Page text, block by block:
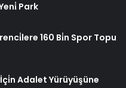
Park
160 Bi̇n Spor Topu
Adalet Yürüyüşüne